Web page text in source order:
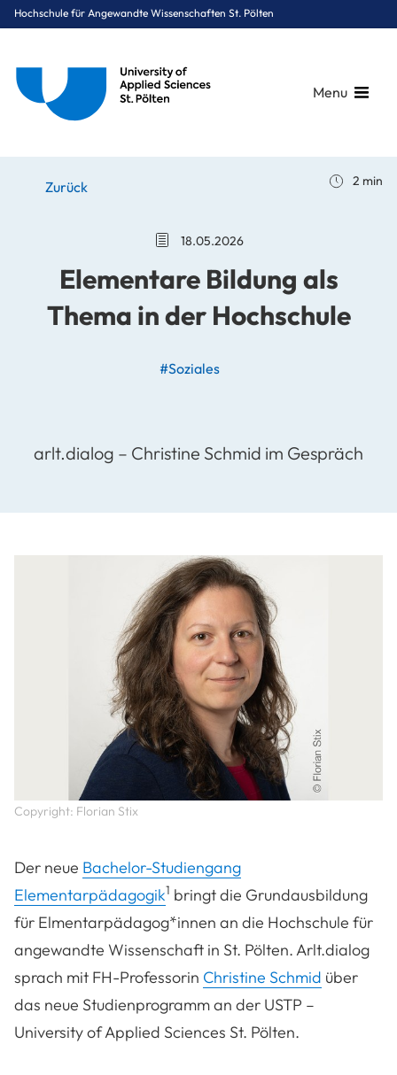
Hochschule für Angewandte Wissenschaften St. Pölten
Menu
Bildung als Thema in der Hochschule
Zurück 2 min
Elementare Bildung als
Thema in der Hochschule
#Soziales
18.05.2026
arlt.dialog – Christine Schmid im Gespräch
Copyright: Florian Stix
Der neue Bachelor-Studiengang
Elementarpädagogik1 bringt die Grundausbildung
für Elmentarpädagog*innen an die Hochschule für
angewandte Wissenschaft in St. Pölten. Arlt.dialog
sprach mit FH-Professorin Christine Schmid über
das neue Studienprogramm an der USTP –
University of Applied Sciences St. Pölten.